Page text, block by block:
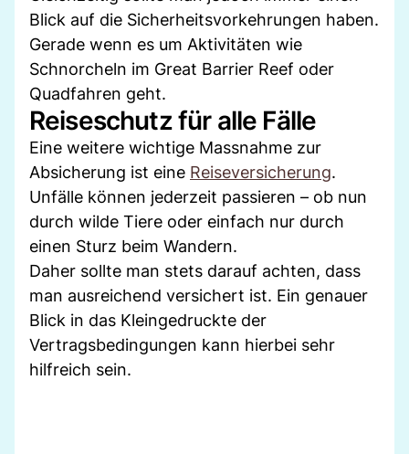
Blick auf die Sicherheitsvorkehrungen haben.
Gerade wenn es um Aktivitäten wie
Schnorcheln im Great Barrier Reef oder
Quadfahren geht.
Reiseschutz für alle Fälle
Eine weitere wichtige Massnahme zur
Absicherung ist eine Reiseversicherung.
Unfälle können jederzeit passieren – ob nun
durch wilde Tiere oder einfach nur durch
einen Sturz beim Wandern.
Daher sollte man stets darauf achten, dass
man ausreichend versichert ist. Ein genauer
Blick in das Kleingedruckte der
Vertragsbedingungen kann hierbei sehr
hilfreich sein.